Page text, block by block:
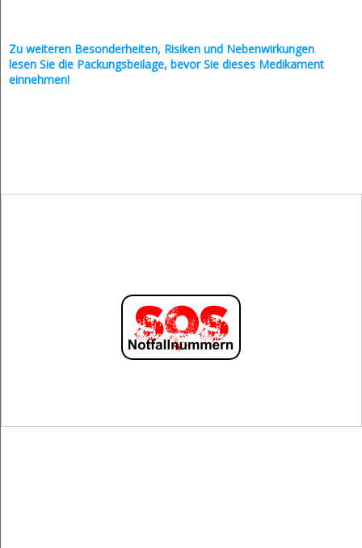
Zu weiteren Besonderheiten, Risiken und Nebenwirkungen
lesen Sie die Packungsbeilage, bevor Sie dieses Medikament
einnehmen!